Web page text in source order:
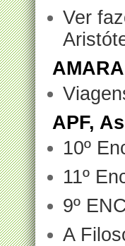
Ver
APF,
10º
11º
9º
A